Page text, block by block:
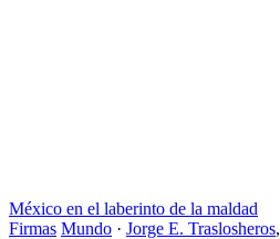
México en el laberinto de la maldad
Firmas Mundo · Jorge E. Traslosheros,